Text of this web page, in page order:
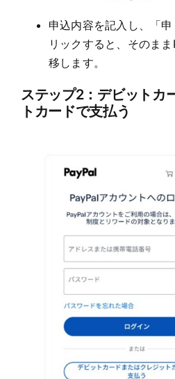
申込内容を記入し、「
リックすると、そのま
移します。
ステップ2：デビットカ
トカードで支払う